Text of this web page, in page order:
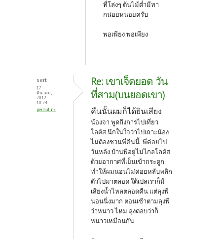
ที่โล่งๆ ต้นไม้ต่ำมีทา
กน่อยหน่อยครับ
พอเพียง พอเพียง
sert
17
มีนาคม,
2012 -
10:24
permalink
Re: เขาเจ็ดยอด วัน
ที่สาม(บนยอดเขา)
คืนนั้นผมก็ได้ยินเสียง
น้องจา พูดถึงการไปเที่ยว
โลตัส นึกในใจว่าไปเถาะน้อง
ไม่ต้องชวนพี่คืนนี้ พี่ค่อยไป
วันหลัง บ้านพี่อยู่ไม่ไกลโลตัส
ด้วยอากาศที่เย็นเข้ากระดูก
ทำให้ผมนอนไม่ค่อยหลับพลิก
ตัวไปมาตลอด ใต้เปลเราก็มี
เสียงน้ำไหลตลอดคืน แต่ลุงพี
นอนนิ่งมาก ตอนเช้าตามลุงพี
ว่าหนาว ไหม ลุงตอบว่าก็
หนาวเหมือนกัน